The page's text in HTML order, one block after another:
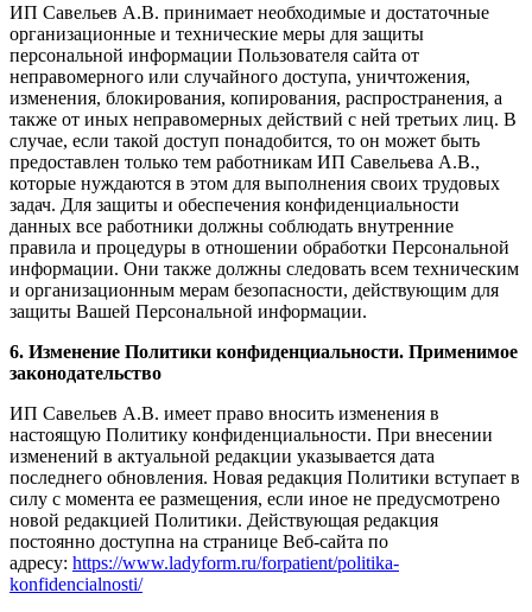
ИП Савельев А.В. принимает необходимые и достаточные
организационные и технические меры для защиты
персональной информации Пользователя сайта от
неправомерного или случайного доступа, уничтожения,
изменения, блокирования, копирования, распространения, а
также от иных неправомерных действий с ней третьих лиц. В
случае, если такой доступ понадобится, то он может быть
предоставлен только тем работникам ИП Савельева А.В.,
которые нуждаются в этом для выполнения своих трудовых
задач. Для защиты и обеспечения конфиденциальности
данных все работники должны соблюдать внутренние
правила и процедуры в отношении обработки Персональной
информации. Они также должны следовать всем техническим
и организационным мерам безопасности, действующим для
защиты Вашей Персональной информации.
6. Изменение Политики конфиденциальности. Применимое
законодательство
ИП Савельев А.В. имеет право вносить изменения в
настоящую Политику конфиденциальности. При внесении
изменений в актуальной редакции указывается дата
последнего обновления. Новая редакция Политики вступает в
силу с момента ее размещения, если иное не предусмотрено
новой редакцией Политики. Действующая редакция
постоянно доступна на странице Веб-сайта по
адресу: https://www.ladyform.ru/forpatient/politika-
konfidencialnosti/